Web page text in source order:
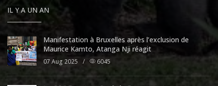
IL Y A UN AN
Manifestation à Bruxelles après l’exclusion de
Maurice Kamto, Atanga Nji réagit
07 Aug 2025 / 6045